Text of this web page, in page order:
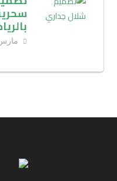
مارس 1,